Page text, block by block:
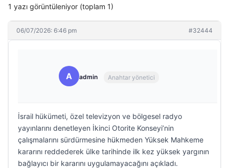
1 yazı görüntüleniyor (toplam 1)
06/07/2026: 6:46 pm #32444
A admin Anahtar yönetici
İsrail hükümeti, özel televizyon ve bölgesel radyo
yayınlarını denetleyen İkinci Otorite Konseyi’nin
çalışmalarını sürdürmesine hükmeden Yüksek Mahkeme
kararını reddederek ülke tarihinde ilk kez yüksek yargının
bağlayıcı bir kararını uygulamayacağını açıkladı.